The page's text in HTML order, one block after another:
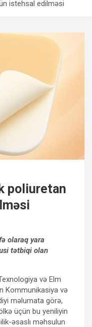
istehsal edilməsi
poliuretan
olaraq yara
tətbiqi olan
və Elm
Kommunikasiya və
məlumata görə,
üçün bu yeniliyin
əsaslı məhsulun